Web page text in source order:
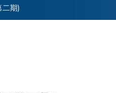
期)